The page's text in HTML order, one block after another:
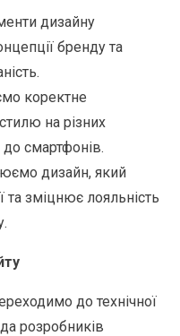
дизайну
бренду та
коректне
на різних
до смартфонів.
дизайн, який
та зміцнює лояльність
до технічної
розробників